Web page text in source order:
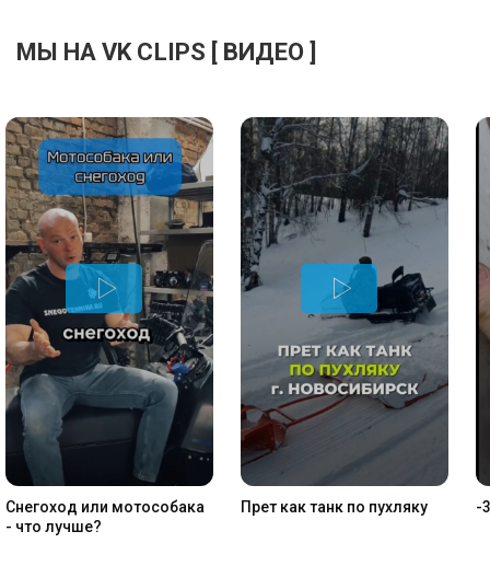
МЫ НА VK CLIPS [ ВИДЕО ]
Снегоход или мотособака
- что лучше
Прет как танк по пухляку -